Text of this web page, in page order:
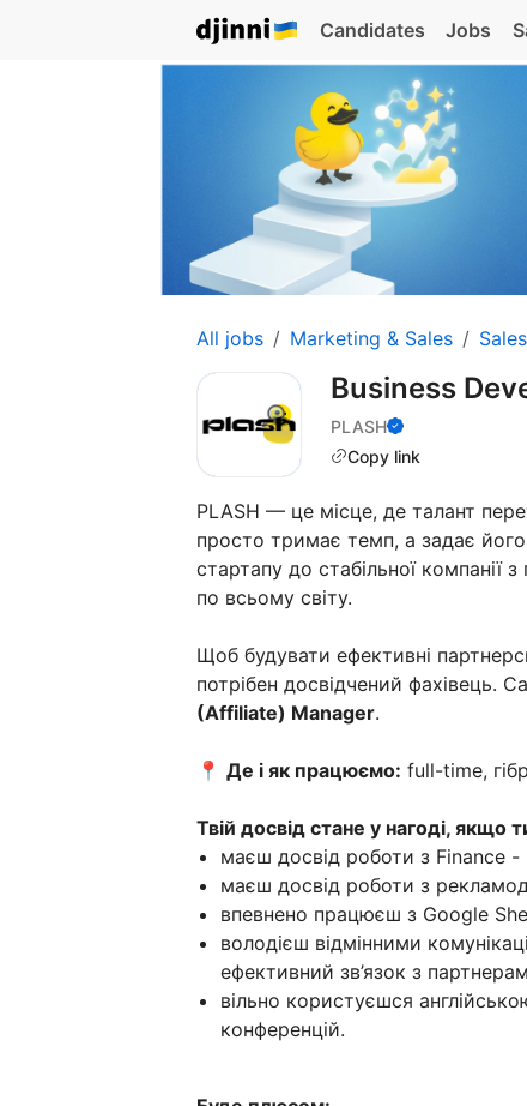
Candidates Jobs
All jobs Marketing & Sales Sales
Business
PLASH
Copy link
PLASH — це місце, де талант
просто тримає темп, а задає
стартапу до стабільної компанії
по всьому світу.
Щоб будувати ефективні
потрібен досвідчений фахівець.
(Affiliate) Manager.
📍 Де і як працюємо: full-time,
Твій досвід стане у нагоді, якщо
маєш досвід роботи з Finance -
маєш досвід роботи з
впевнено працюєш з Google
володієш відмінними
ефективний зв’язок з
вільно користуєшся
конференцій.